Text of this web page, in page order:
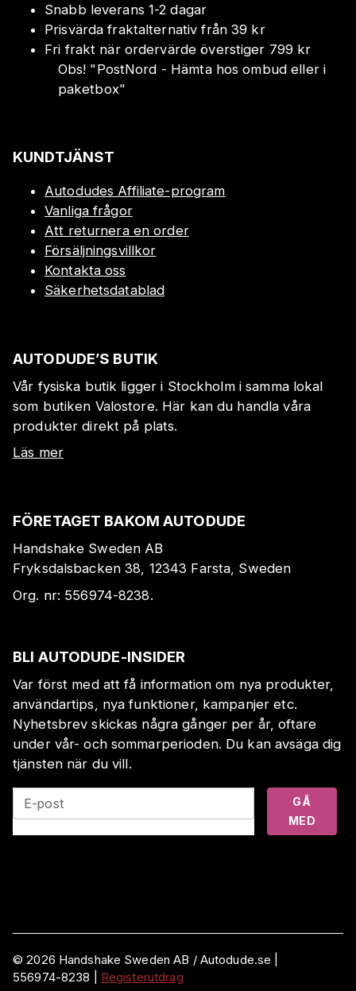
Snabb leverans 1-2 dagar
Prisvärda fraktalternativ från 39 kr
Fri frakt när ordervärde överstiger 799 kr
Obs! "PostNord - Hämta hos ombud eller i
paketbox"
KUNDTJÄNST
Autodudes Affiliate-program
Vanliga frågor
Att returnera en order
Försäljningsvillkor
Kontakta oss
Säkerhetsdatablad
AUTODUDE’S BUTIK
Vår fysiska butik ligger i Stockholm i samma lokal
som butiken Valostore. Här kan du handla våra
produkter direkt på plats.
Läs mer
FÖRETAGET BAKOM AUTODUDE
Handshake Sweden AB
Fryksdalsbacken 38, 12343 Farsta, Sweden
Org. nr: 556974-8238.
BLI AUTODUDE-INSIDER
Var först med att få information om nya produkter,
användartips, nya funktioner, kampanjer etc.
Nyhetsbrev skickas några gånger per år, oftare
under vår- och sommarperioden. Du kan avsäga dig
tjänsten när du vill.
E-post
GÅ
MED
©2026 Handshake Sweden AB / Autodude.se |
556974-8238
Registerutdrag